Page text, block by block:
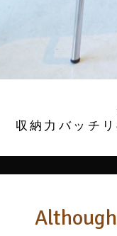
収納力バッチ